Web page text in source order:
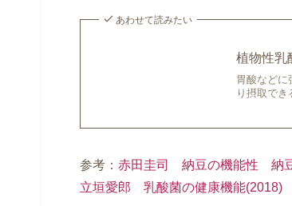
あわせて読みたい
植物性乳
胃酸など
り摂取で
参考： 赤田圭司 納豆の機能性 納
立垣愛郎 乳酸菌の健康機能(2018)